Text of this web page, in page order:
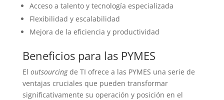
Acceso a talento y tecnología especializada
Flexibilidad y escalabilidad
Mejora de la eficiencia y productividad
Beneficios para las PYMES
El outsourcingde TI ofrece a las PYMES una serie de
ventajas cruciales que pueden transformar
significativamente su operación y posición en el